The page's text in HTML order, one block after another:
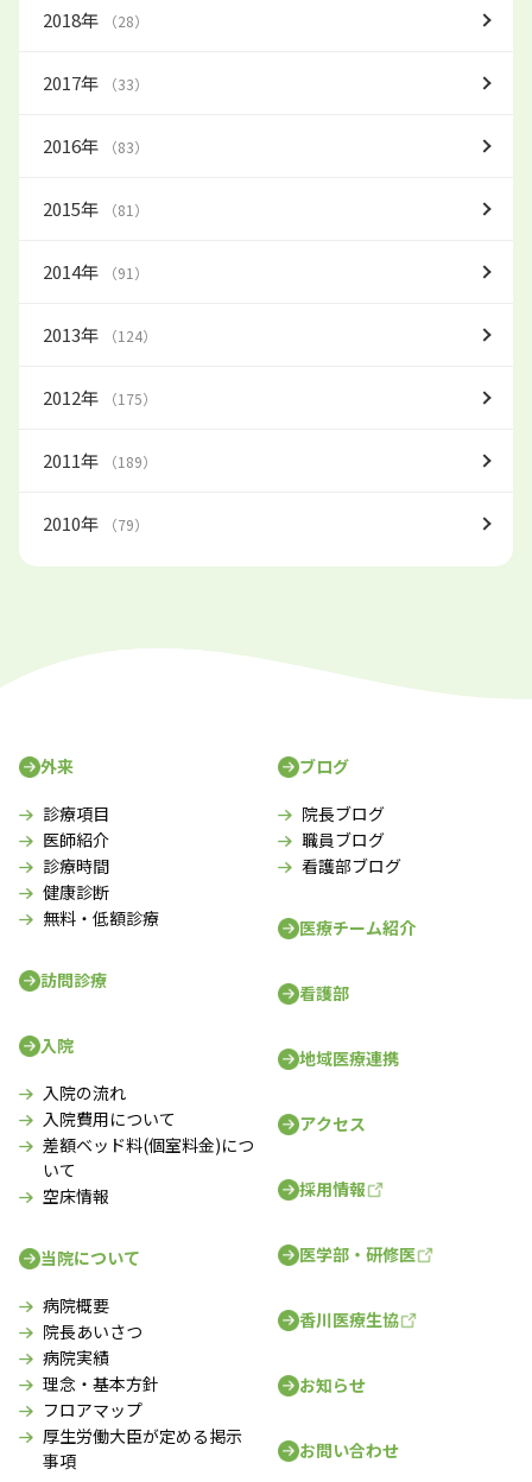
2018年 （28）
2017年 （33）
2016年 （83）
2015年 （81）
2014年 （91）
2013年 （124）
2012年 （175）
2011年 （189）
2010年 （79）
外来
診療項目
医師紹介
診療時間
健康診断
無料・低額診療
訪問診療
入院
入院の流れ
入院費用について
差額ベッド料(個室料金)につ
いて
空床情報
当院について
病院概要
院長あいさつ
病院実績
理念・基本方針
フロアマップ
厚生労働大臣が定める掲示
事項
ブログ
院長ブログ
職員ブログ
看護部ブログ
医療チーム紹介
看護部
地域医療連携
アクセス
採用情報
医学部・研修医
香川医療生協
お知らせ
お問い合わせ